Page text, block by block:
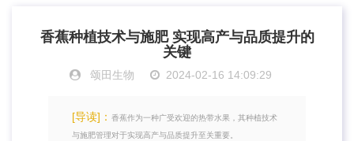
香蕉种植技术与施肥 实现高产与品质提升的
关键
颂田生物 2024-02-16 14:09:29
[导读]： 香蕉作为一种广受欢迎的热带水果，其种植技术
与施肥管理对于实现高产与品质提升至关重要。